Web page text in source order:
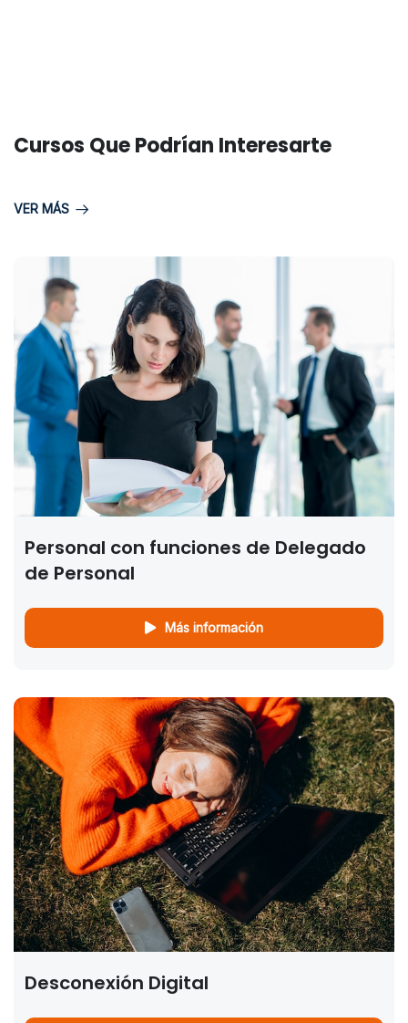
Cursos Que Podrían Interesarte
VER MÁS
Personal con funciones de Delegado
de Personal
Más información
Desconexión Digital